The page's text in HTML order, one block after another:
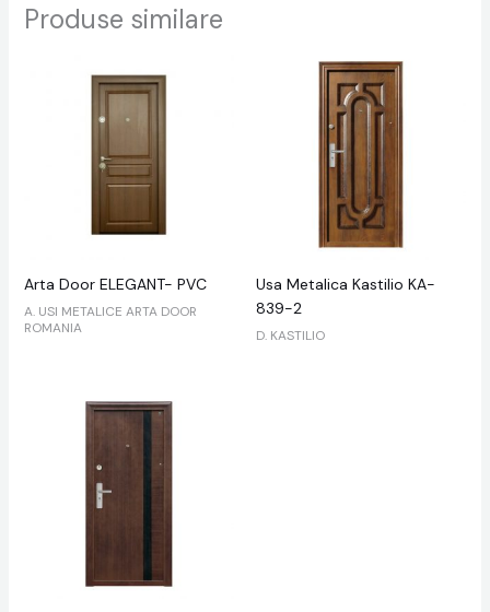
Produse similare
Arta Door ELEGANT- PVC
A. USI METALICE ARTA DOOR
ROMANIA
Usa Metalica Kastilio KA-
839-2
D. KASTILIO